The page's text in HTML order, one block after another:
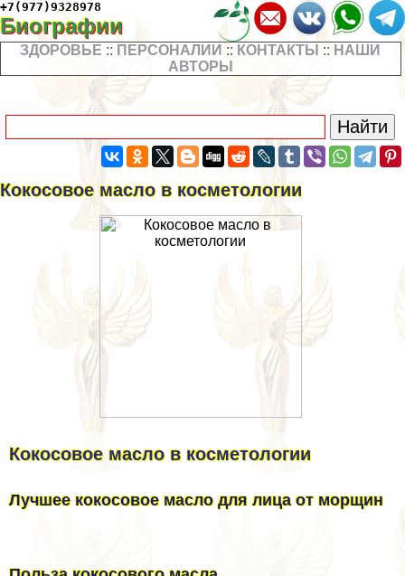
+7(977)9328978
Биографии
ЗДОРОВЬЕ :: ПЕРСОНАЛИИ :: КОНТАКТЫ :: НАШИ
АВТОРЫ
Кокосовое масло в косметологии
Кокосовое масло в косметологии
Лучшее кокосовое масло для лица от морщин